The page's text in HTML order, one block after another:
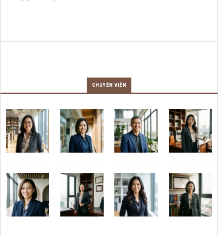
CHUYÊN VIÊN